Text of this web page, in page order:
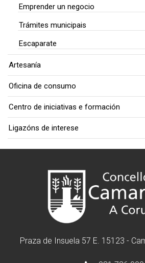
Emprender un negocio
Trámites municipais
Escaparate
Artesanía
Oficina de consumo
Centro de iniciativas e formación
Ligazóns de interese
Praza de Insuela 57 E. 15123 -